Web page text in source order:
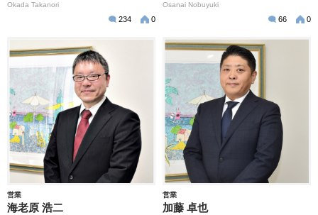
Okada Takanori
234 0
Osanai Nobuyuki
66 0
営業
海老原 浩二
営業
加藤 卓也